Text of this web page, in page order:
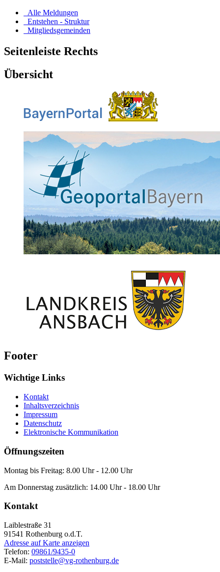
Alle Meldungen
Entstehen - Struktur
Mitgliedsgemeinden
Seitenleiste Rechts
Übersicht
Footer
Wichtige Links
Kontakt
Inhaltsverzeichnis
Impressum
Datenschutz
Elektronische Kommunikation
Öffnungszeiten
Montag bis Freitag: 8.00 Uhr - 12.00 Uhr
Am Donnerstag zusätzlich: 14.00 Uhr - 18.00 Uhr
Kontakt
Laiblestraße 31
91541 Rothenburg o.d.T.
Adresse auf Karte anzeigen
Telefon: 09861/9435-0
E-Mail: poststelle@vg-rothenburg.de